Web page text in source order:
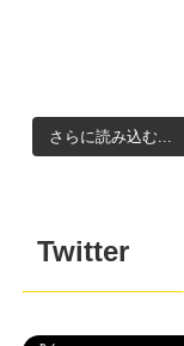
さらに読み込む...
Twitter